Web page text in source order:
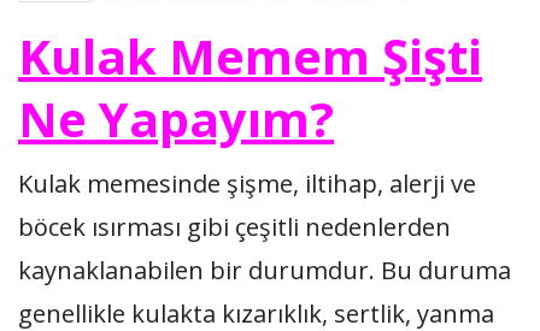
Kulak Memem Şişti
Ne Yapayım?
Kulak memesinde şişme, iltihap, alerji ve
böcek ısırması gibi çeşitli nedenlerden
kaynaklanabilen bir durumdur. Bu duruma
genellikle kulakta kızarıklık, sertlik, yanma